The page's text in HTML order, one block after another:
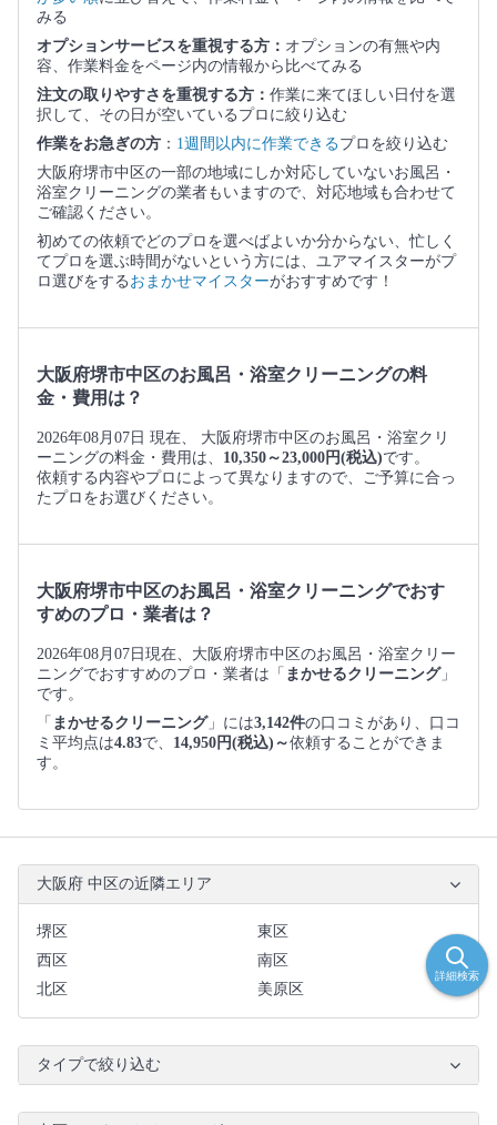
みる
オプションサービスを重視する方： オプションの有無や内
容、作業料金をページ内の情報から比べてみる
注文の取りやすさを重視する方： 作業に来てほしい日付を選
択して、その日が空いているプロに絞り込む
作業をお急ぎの方 ： 1週間以内に作業できるプロを絞り込む
大阪府堺市中区の一部の地域にしか対応していないお風呂・
浴室クリーニングの業者もいますので、対応地域も合わせて
ご確認ください。
初めての依頼でどのプロを選べばよいか分からない、忙しく
てプロを選ぶ時間がないという方には、ユアマイスターがプ
ロ選びをする おまかせマイスターがおすすめです！
大阪府堺市中区のお風呂・浴室クリーニングの料
金・費用は？
2026年08月07日 現在、 大阪府堺市中区のお風呂・浴室クリ
ーニングの料金・費用は、 10,350～23,000円(税込)です。
依頼する内容やプロによって異なりますので、ご予算に合っ
たプロをお選びください。
大阪府堺市中区のお風呂・浴室クリーニングでおす
すめのプロ・業者は？
2026年08月07日現在、大阪府堺市中区のお風呂・浴室クリー
ニングでおすすめのプロ・業者は「 まかせるクリーニング」
です。
「 まかせるクリーニング」には3,142件の口コミがあり、口コ
ミ平均点は4.83で、 14,950円(税込)～依頼することができま
す。
大阪府 中区の近隣エリア
堺区
東区
西区
南区
北区
美原区
タイプで絞り込む
詳細検索